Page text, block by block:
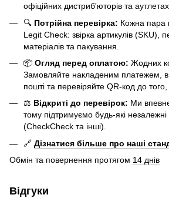
офіційних дистриб'юторів та
🔍 Потрійна перевірка: Кожна пара
Legit Check: звірка артикулів (SKU),
матеріалів та пакування.
📦 Огляд перед оплатою: Жодних
Замовляйте накладеним платежем,
пошті та перевіряйте QR-код до того,
⚖️ Відкриті до перевірок: Ми
тому підтримуємо будь-які незалежні
(CheckCheck та інші).
🔗 Дізнатися більше про наші
Обмін та повернення протягом 14 днів
Відгуки